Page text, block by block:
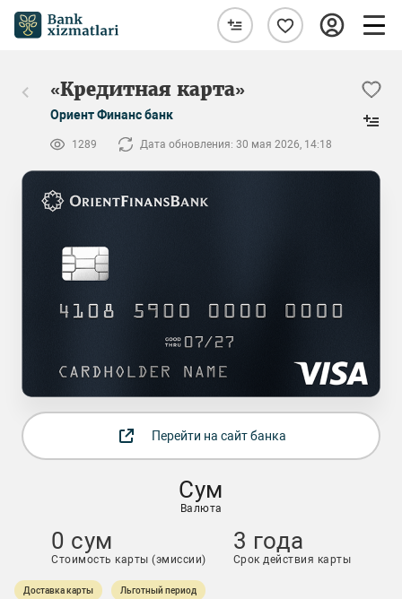
«Кредитная карта»
Ориент Финанс банк
1289 Дата обновления: 30 мая 2026, 14:18
Перейти на сайт банка
Сум
Валюта
0 сум
Стоимость карты (эмиссии)
3 года
Срок действия карты
Доставка карты Льготный период